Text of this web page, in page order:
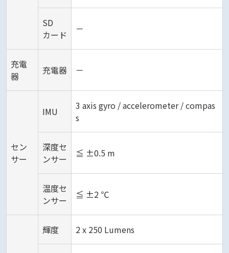
SD
カード
－
充電
器
充電器 －
セン
サー
IMU
3 axis gyro / accelerometer / compas
s
深度セ
ンサー
≦ ±0.5 m
温度セ
ンサー
≦ ±2 ℃
輝度 2 x 250 Lumens